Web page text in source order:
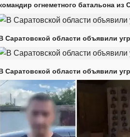
огнеметного батальона из
Саратовской области объявили
Саратовской области объявили